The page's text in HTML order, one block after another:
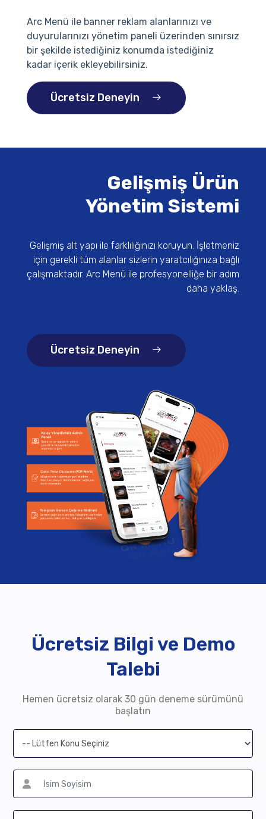
Arc Menü ile banner reklam alanlarınızı ve
duyurularınızı yönetim paneli üzerinden sınırsız
bir şekilde istediğiniz konumda istediğiniz
kadar içerik ekleyebilirsiniz.
Ücretsiz Deneyin
Gelişmiş Ürün
Yönetim Sistemi
Gelişmiş alt yapı ile farklılığınızı koruyun. İşletmeniz
için gerekli tüm alanlar sizlerin yaratcılığınıza bağlı
çalışmaktadır. Arc Menü ile profesyonelliğe bir adım
daha yaklaş.
Ücretsiz Deneyin
Ücretsiz Bilgi ve Demo
Talebi
Hemen ücretsiz olarak 30 gün deneme sürümünü
başlatın